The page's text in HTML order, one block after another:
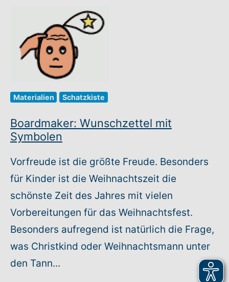
Materialien Schatzkiste
Boardmaker: Wunschzettel mit
Symbolen
Vorfreude ist die größte Freude. Besonders
für Kinder ist die Weihnachtszeit die
schönste Zeit des Jahres mit vielen
Vorbereitungen für das Weihnachtsfest.
Besonders aufregend ist natürlich die Frage,
was Christkind oder Weihnachtsmann unter
den Tann...